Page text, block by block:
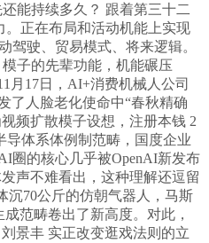
能持续多久？ 跟着第三十二
。正在布局和活动机能上实现
驾驶、贸易模式、将来逻辑。
子的先辈功能，机能碾压
月17日，AI+消费机械人公司
了人脸老化使命中“春秋精确
频扩散模子设想，注册本钱 2
导体系体例制范畴，国度企业
圈的核心几乎被OpenAI新发布
声不难看出，这种理解还逗留
沉70公斤的仿朝气器人，马斯
范畴卷出了新高度。对此，
景丰 实正改变逛戏法则的立